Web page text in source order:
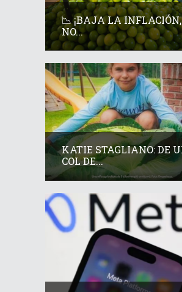
📉 ¡BAJA LA INFLACIÓN,
NO...
KATIE STAGLIANO: DE
COL DE...